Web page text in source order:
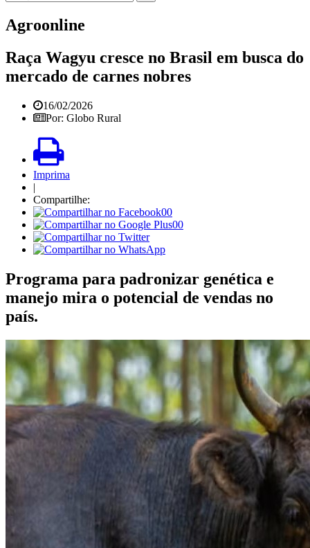
Agroonline
Raça Wagyu cresce no Brasil em busca do
mercado de carnes nobres
16/02/2026
Por: Globo Rural
Imprima
|
Compartilhe:
00
00
Programa para padronizar genética e
manejo mira o potencial de vendas no
país.